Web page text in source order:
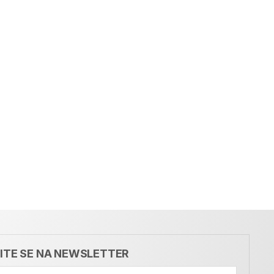
SE NA NEWSLETTER